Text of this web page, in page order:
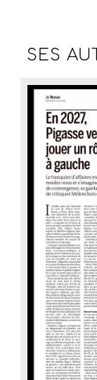
SES